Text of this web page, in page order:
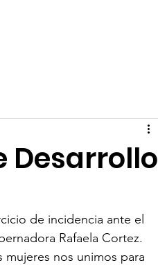
Desarrollo
de incidencia ante el
Rafaela Cortez.
mujeres nos unimos para